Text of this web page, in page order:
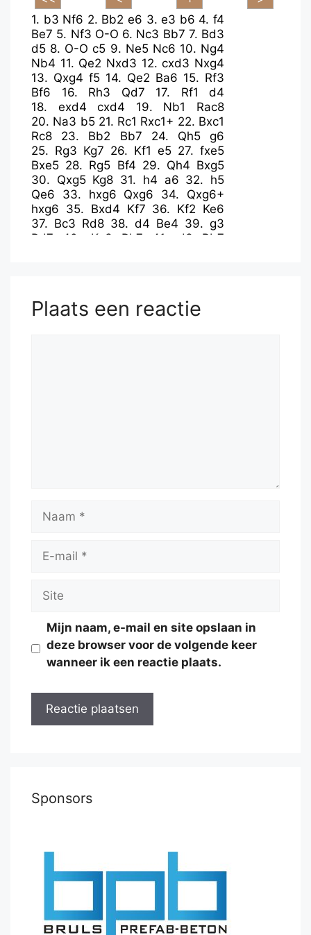
1. b3 Nf6 2. Bb2 e6 3.e3 b6 4.f4
Be7 5. Nf3 O-O 6. Nc3 Bb7 7. Bd3
d5 8. O-O c5 9. Ne5 Nc6 10. Ng4
Nb4 11. Qe2 Nxd3 12.cxd3 Nxg4
13. Qxg4 f5 14. Qe2 Ba6 15. Rf3
Bf6
16. Rh3 Qd7 17. Rf1
d4
18. exd4 cxd4 19. Nb1
Rac8
20. Na3 b5 21. Rc1 Rxc1+ 22. Bxc1
Rc8
23. Bb2 Bb7 24. Qh5
g6
25. Rg3 Kg7 26. Kf1 e5 27. fxe5
Bxe5 28. Rg5 Bf4 29. Qh4 Bxg5
30. Qxg5 Kg8 31. h4 a6 32. h5
Qe6
33. hxg6 Qxg6 34. Qxg6+
hxg6 35. Bxd4 Kf7 36. Kf2 Ke6
37. Bc3 Rd8 38. d4 Be4 39. g3
Rd7
40. Ke3 Rh7 41. d3
Bb7
52.Kd2 Kd5 53. Kc2 g4 54.
Plaats een reactie
Naam
Site
Mijn naam, e-mail en site opslaan in
deze browser voor de volgende keer
wanneer ik een reactie plaats.
Sponsors